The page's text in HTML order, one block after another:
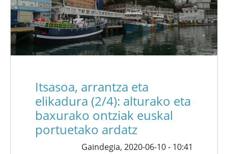
Itsasoa, arrantza eta
elikadura (2/4): alturako eta
baxurako ontziak euskal
portuetako ardatz
Gaindegia, 2020-06-10 - 10:41